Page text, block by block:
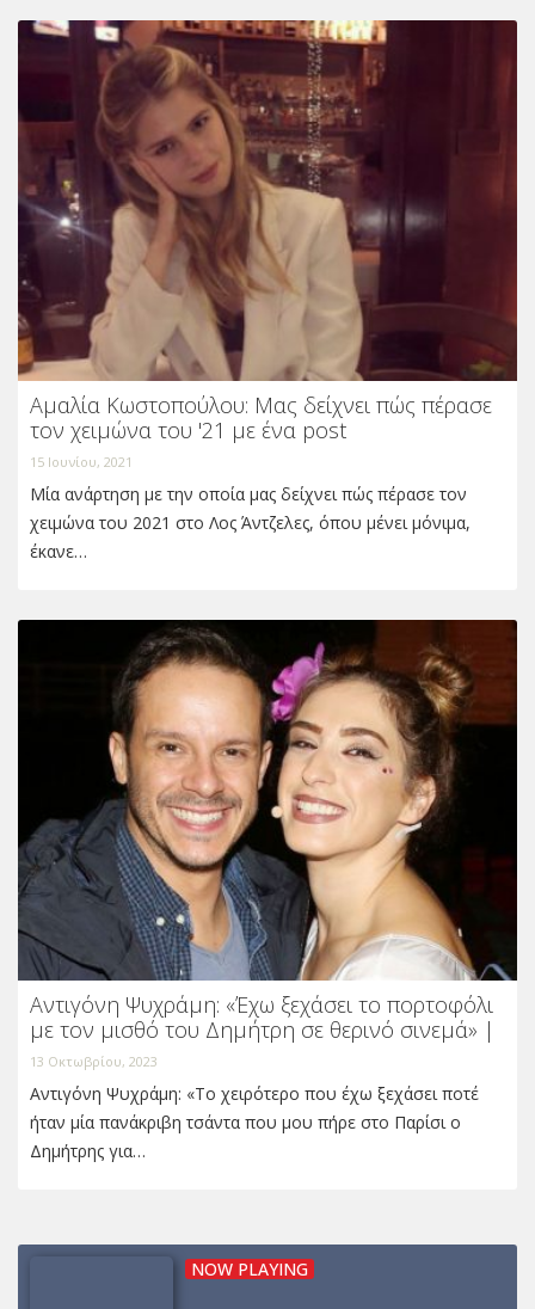
Αμαλία Κωστοπούλου: Μας δείχνει πώς πέρασε
τον χειμώνα του '21 με ένα post
15 Ιουνίου, 2021
Μία ανάρτηση με την οποία μας δείχνει πώς πέρασε τον
χειμώνα του 2021 στο Λος Άντζελες, όπου μένει μόνιμα,
έκανε…
Αντιγόνη Ψυχράμη: «Έχω ξεχάσει το πορτοφόλι
με τον μισθό του Δημήτρη σε θερινό σινεμά» |
13 Οκτωβρίου, 2023
Αντιγόνη Ψυχράμη: «Το χειρότερο που έχω ξεχάσει ποτέ
ήταν μία πανάκριβη τσάντα που μου πήρε στο Παρίσι ο
Δημήτρης για…
NOW PLAYING